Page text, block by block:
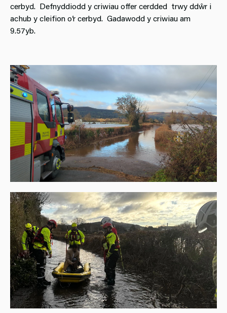
cerbyd. Defnyddiodd y criwiau offer cerdded trwy ddŵr i
achub y cleifion o’r cerbyd. Gadawodd y criwiau am
9.57yb.